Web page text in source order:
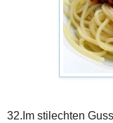
32.Im stilechten